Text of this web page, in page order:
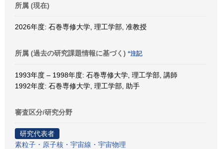
所属 (現在)
2026年度: 石巻専修大学, 理工学部, 准教授
所属 (過去の研究課題情報に基づく) *注記
1993年度 – 1998年度: 石巻専修大学, 理工学部, 講師
1992年度: 石巻専修大学, 理工学部, 助手
審査区分/研究分野
研究代表者
素粒子・原子核・宇宙線・宇宙物理